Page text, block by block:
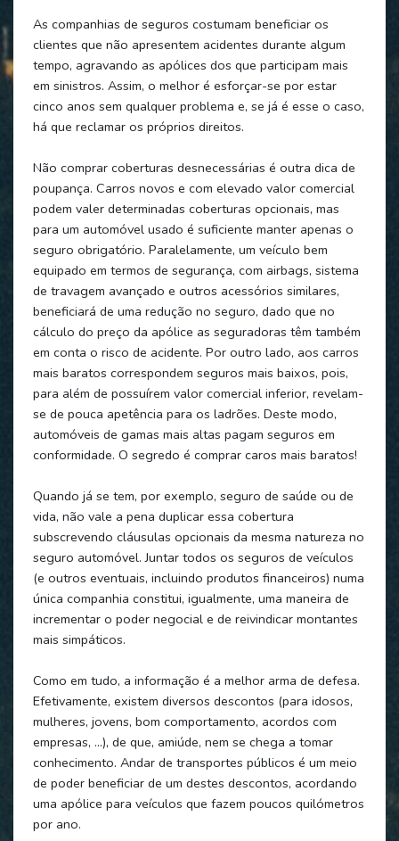
As companhias de seguros costumam beneficiar os
clientes que não apresentem acidentes durante algum
tempo, agravando as apólices dos que participam mais
em sinistros. Assim, o melhor é esforçar-se por estar
cinco anos sem qualquer problema e, se já é esse o caso,
há que reclamar os próprios direitos.
Não comprar coberturas desnecessárias é outra dica de
poupança. Carros novos e com elevado valor comercial
podem valer determinadas coberturas opcionais, mas
para um automóvel usado é suficiente manter apenas o
seguro obrigatório. Paralelamente, um veículo bem
equipado em termos de segurança, com airbags, sistema
de travagem avançado e outros acessórios similares,
beneficiará de uma redução no seguro, dado que no
cálculo do preço da apólice as seguradoras têm também
em conta o risco de acidente. Por outro lado, aos carros
mais baratos correspondem seguros mais baixos, pois,
para além de possuírem valor comercial inferior, revelam-
se de pouca apetência para os ladrões. Deste modo,
automóveis de gamas mais altas pagam seguros em
conformidade. O segredo é comprar caros mais baratos!
Quando já se tem, por exemplo, seguro de saúde ou de
vida, não vale a pena duplicar essa cobertura
subscrevendo cláusulas opcionais da mesma natureza no
seguro automóvel. Juntar todos os seguros de veículos
(e outros eventuais, incluindo produtos financeiros) numa
única companhia constitui, igualmente, uma maneira de
incrementar o poder negocial e de reivindicar montantes
mais simpáticos.
Como em tudo, a informação é a melhor arma de defesa.
Efetivamente, existem diversos descontos (para idosos,
mulheres, jovens, bom comportamento, acordos com
empresas, …), de que, amiúde, nem se chega a tomar
conhecimento. Andar de transportes públicos é um meio
de poder beneficiar de um destes descontos, acordando
uma apólice para veículos que fazem poucos quilómetros
por ano.